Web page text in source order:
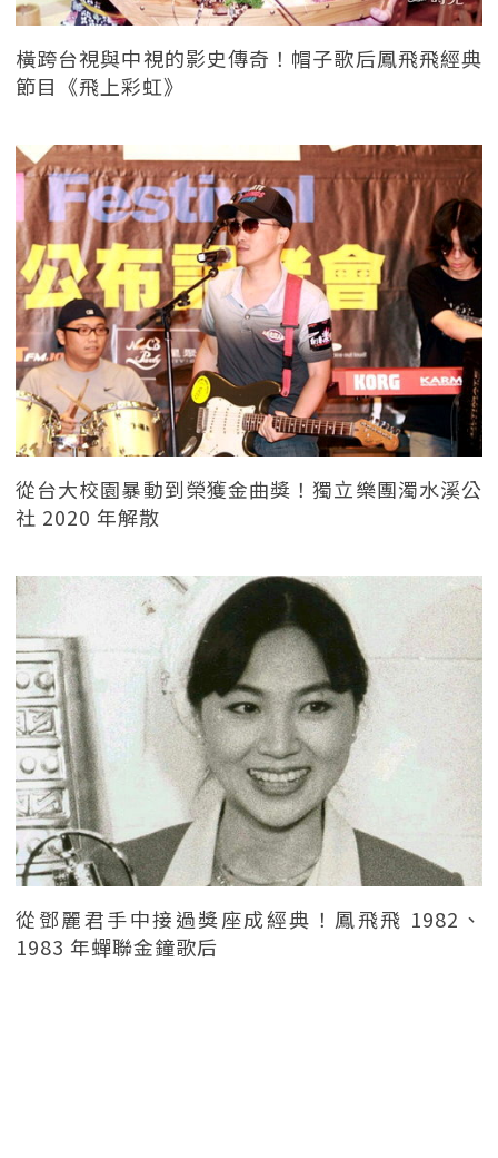
橫跨台視與中視的影史傳奇！帽子歌后鳳飛飛經典
節目《飛上彩虹》
從台大校園暴動到榮獲金曲獎！獨立樂團濁水溪公
社 2020 年解散
從鄧麗君手中接過獎座成經典！鳳飛飛 1982、
1983 年蟬聯金鐘歌后